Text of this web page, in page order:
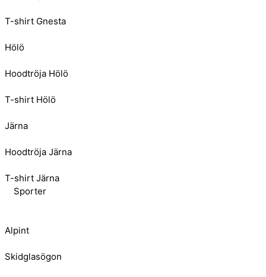
T-shirt Gnesta
Hölö
Hoodtröja Hölö
T-shirt Hölö
Järna
Hoodtröja Järna
T-shirt Järna
Sporter
Alpint
Skidglasögon